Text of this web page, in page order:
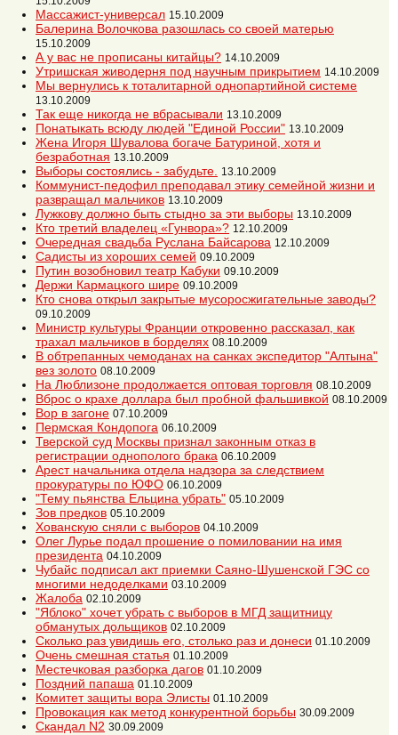
Массажист-универсал 15.10.2009
Балерина Волочкова разошлась со своей матерью
15.10.2009
А у вас не прописаны китайцы? 14.10.2009
Утришская живодерня под научным прикрытием 14.10.2009
Мы вернулись к тоталитарной однопартийной системе
13.10.2009
Так еще никогда не вбрасывали 13.10.2009
Понатыкать всюду людей "Единой России" 13.10.2009
Жена Игоря Шувалова богаче Батуриной, хотя и
безработная 13.10.2009
Выборы состоялись - забудьте. 13.10.2009
Коммунист-педофил преподавал этику семейной жизни и
развращал мальчиков 13.10.2009
Лужкову должно быть стыдно за эти выборы 13.10.2009
Кто третий владелец «Гунвора»? 12.10.2009
Очередная свадьба Руслана Байсарова 12.10.2009
Садисты из хороших семей 09.10.2009
Путин возобновил театр Кабуки 09.10.2009
Держи Кармацкого шире 09.10.2009
Кто снова открыл закрытые мусоросжигательные заводы?
09.10.2009
Министр культуры Франции откровенно рассказал, как
трахал мальчиков в борделях 08.10.2009
В обтрепанных чемоданах на санках экспедитор "Алтына"
вез золото 08.10.2009
На Люблизоне продолжается оптовая торговля 08.10.2009
Вброс о крахе доллара был пробной фальшивкой 08.10.2009
Вор в загоне 07.10.2009
Пермская Кондопога 06.10.2009
Тверской суд Москвы признал законным отказ в
регистрации однополого брака 06.10.2009
Арест начальника отдела надзора за следствием
прокуратуры по ЮФО 06.10.2009
"Тему пьянства Ельцина убрать" 05.10.2009
Зов предков 05.10.2009
Хованскую сняли с выборов 04.10.2009
Олег Лурье подал прошение о помиловании на имя
президента 04.10.2009
Чубайс подписал акт приемки Саяно-Шушенской ГЭС со
многими недоделками 03.10.2009
Жалоба 02.10.2009
"Яблоко" хочет убрать с выборов в МГД защитницу
обманутых дольщиков 02.10.2009
Сколько раз увидишь его, столько раз и донеси 01.10.2009
Очень смешная статья 01.10.2009
Местечковая разборка дагов 01.10.2009
Поздний папаша 01.10.2009
Комитет защиты вора Элисты 01.10.2009
Провокация как метод конкурентной борьбы 30.09.2009
Скандал N2 30.09.2009